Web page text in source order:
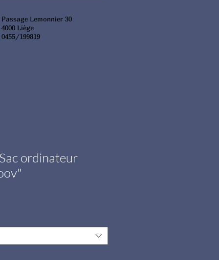
Passage Lemonnier 30
4000 Liège
0455/199819
ordinateur